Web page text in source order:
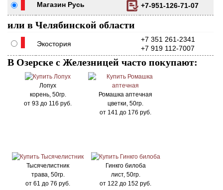
Магазин Русь +7-951-126-71-07
или в Челябинской области
Экостория
+7 351 261-2341
+7 919 112-7007
В Озерске с Железницей часто покупают:
Лопух
корень, 50гр.
от 93 до 116 руб.
Ромашка аптечная
цветки, 50гр.
от 141 до 176 руб.
Тысячелистник
трава, 50гр.
от 61 до 76 руб.
Гинкго билоба
лист, 50гр.
от 122 до 152 руб.